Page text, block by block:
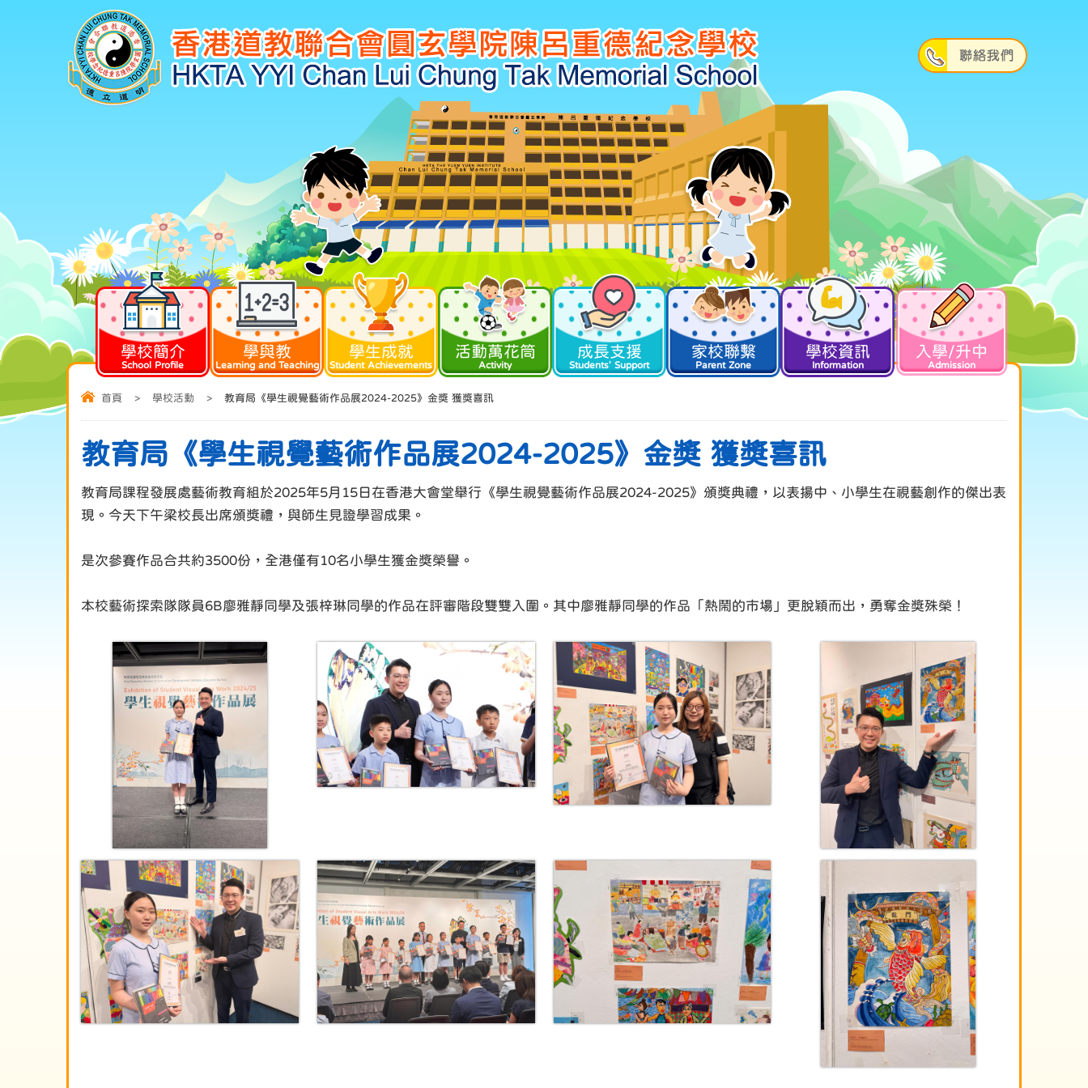
學校簡介
School Profile
學與教
Learning and Teaching
學生成就
Student Achievements
活動萬花筒
Activity
成長支援
Students' Support
家校聯繫
Parent Zone
學校資訊
Information
入學/升中
Admission
首頁 > 學校活動 > 教育局《學生視覺藝術作品展2024-2025》金獎 獲獎喜訊
教育局《學生視覺藝術作品展2024-2025》金獎 獲獎喜訊
教育局課程發展處藝術教育組於2025年5月15日在香港大會堂舉行《學生視覺藝術作品展2024-2025》頒獎典禮，以表揚中、小學生在視藝創作的傑出表
現。今天下午梁校長出席頒獎禮，與師生見證學習成果。
是次參賽作品合共約3500份，全港僅有10名小學生獲金獎榮譽。
本校藝術探索隊隊員6B廖雅靜同學及張梓琳同學的作品在評審階段雙雙入圍。其中廖雅靜同學的作品「熱鬧的市場」更脫穎而出，勇奪金獎殊榮！